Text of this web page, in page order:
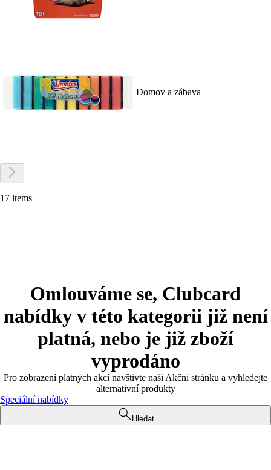
Domov a zábava
17 items
Omlouváme se, Clubcard
nabídky v této kategorii již není
platná, nebo je již zboží
vyprodáno
Pro zobrazení platných akcí navštivte naši Akční stránku a vyhledejte
alternativní produkty
Speciální nabídky
Hledat